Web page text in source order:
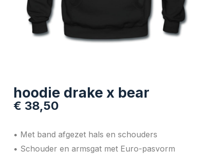
hoodie drake x bear
€ 38,50
• Met band afgezet hals en schouders
• Schouder en armsgat met Euro-pasvorm